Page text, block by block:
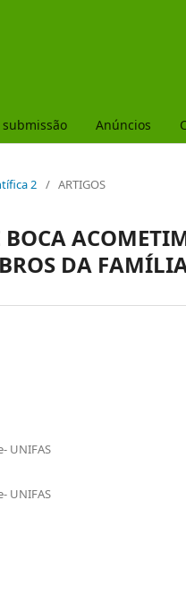
Anúncios
2 / ARTIGOS
BOCA
DA
UNIFAS
UNIFAS